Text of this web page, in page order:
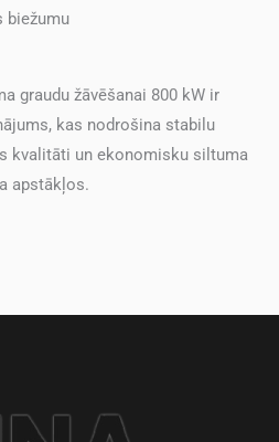
biežumu
graudu žāvēšanai 800 kW ir
kas nodrošina stabilu
kvalitāti un ekonomisku siltuma
apstākļos.